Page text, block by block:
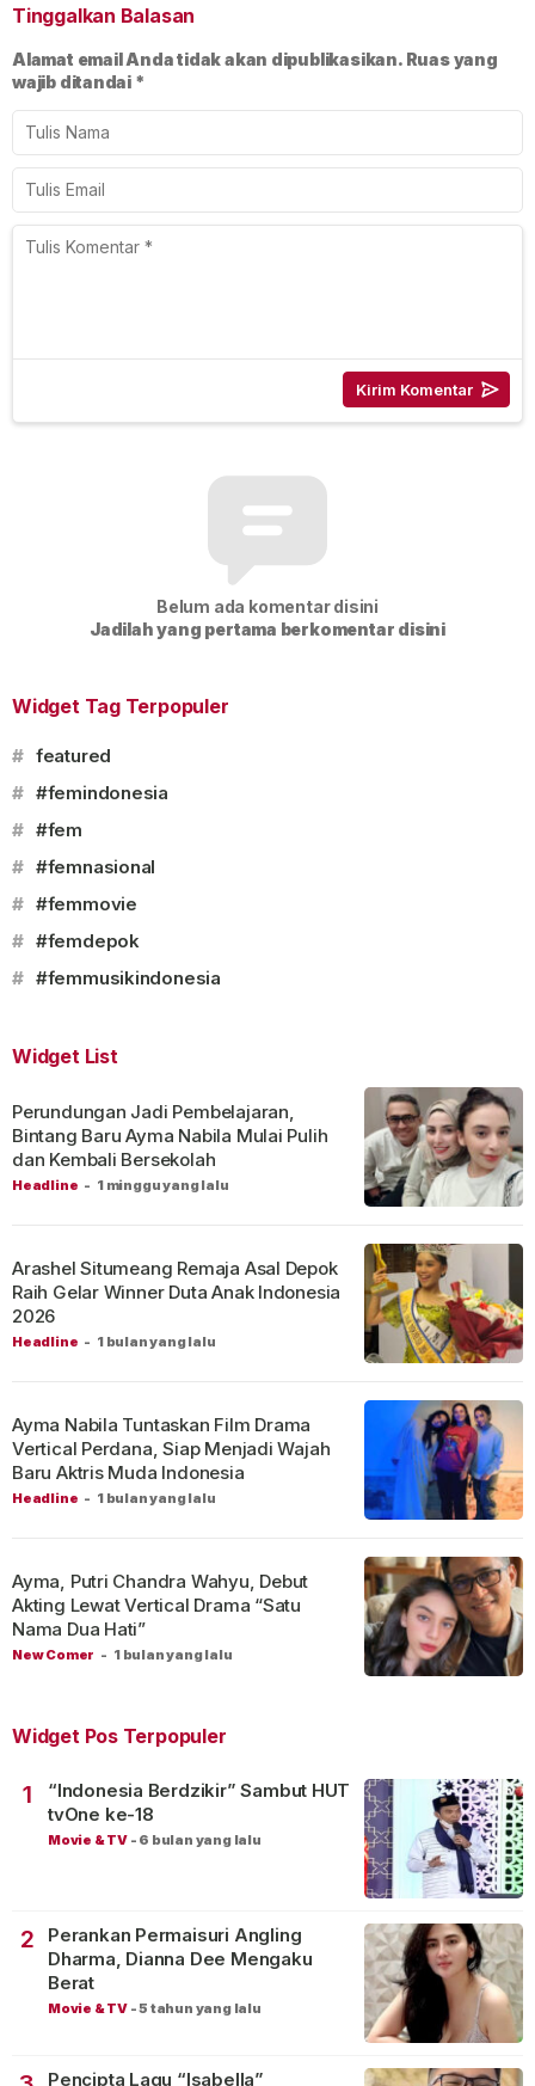
Tinggalkan Balasan
Alamat email Anda tidak akan dipublikasikan. Ruas yang
wajib ditandai *
Belum ada komentar disini
Jadilah yang pertama berkomentar disini
Widget Tag Terpopuler
# featured
# #femindonesia
# #fem
# #femnasional
# #femmovie
# #femdepok
# #femmusikindonesia
Widget List
Headline - 1 minggu yang lalu
Perundungan Jadi Pembelajaran,
Bintang Baru Ayma Nabila Mulai Pulih
dan Kembali Bersekolah
Headline - 1 bulan yang lalu
Arashel Situmeang Remaja Asal Depok
Raih Gelar Winner Duta Anak Indonesia
2026
Headline - 1 bulan yang lalu
Ayma Nabila Tuntaskan Film Drama
Vertical Perdana, Siap Menjadi Wajah
Baru Aktris Muda Indonesia
New Comer - 1 bulan yang lalu
Ayma, Putri Chandra Wahyu, Debut
Akting Lewat Vertical Drama “Satu
Nama Dua Hati”
Widget Pos Terpopuler
1
“Indonesia Berdzikir” Sambut HUT
tvOne ke-18
Movie & TV - 6 bulan yang lalu
2
Perankan Permaisuri Angling
Dharma, Dianna Dee Mengaku
Berat
Movie & TV -5 tahun yang lalu
Pencipta Lagu “Isabella”